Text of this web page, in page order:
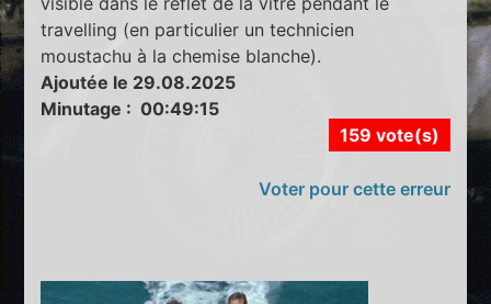
travelling (en particulier un technicien
moustachu à la chemise blanche).
Ajoutée le 29.08.2025
Minutage : 00:49:15
159 vote(s)
Voter pour cette erreur